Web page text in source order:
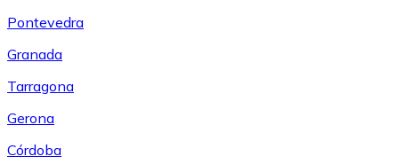
Pontevedra
Granada
Tarragona
Gerona
Córdoba